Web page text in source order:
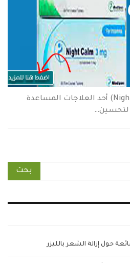
يُعد دواء نايت كالم (Night calm) أحد العلاجات المساعدة
لتحسين…
حول إزالة الشعر بالليزر